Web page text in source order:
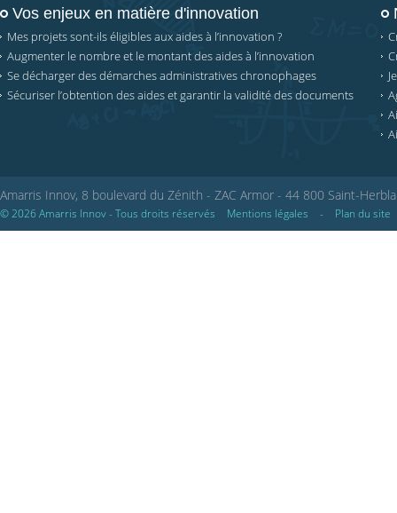
Vos enjeux en matière d'innovation
Mes projets sont-ils éligibles aux aides à l’innovation ?
Augmenter le nombre et le montant des aides à l’innovation
Se décharger des démarches administratives chronophages
Sécuriser l’obtention des aides et garantir la validité des documents
Amarris Innov, 8 boulevard du Zénith - ZAC Armor - 44 800 Saint-
© 2026 Amarris Innov - Tous droits réservés Mentions légales - Plan du site